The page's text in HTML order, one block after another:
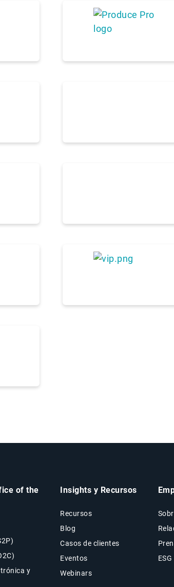
of the
y
Insights y Recursos
Recursos
Blog
Casos de clientes
Eventos
Webinars
ESG